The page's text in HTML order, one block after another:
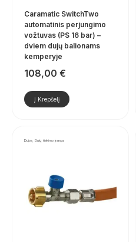
Caramatic SwitchTwo
automatinis perjungimo
vožtuvas (PS 16 bar) –
dviem dujų balionams
kemperyje
108,00 €
Į Krepšelį
Dujos, Dujų tiekimo įranga